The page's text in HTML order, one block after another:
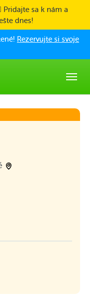
Pridajte sa k nám a
dnes!
Rezervujte si svoje